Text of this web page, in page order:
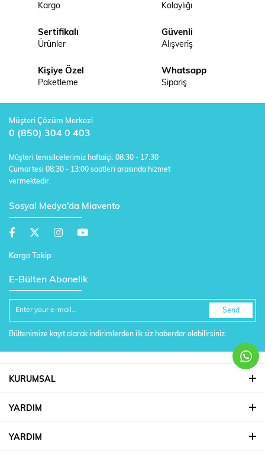
Kargo
Kolaylığı
Sertifikalı
Ürünler
Güvenli
Alışveriş
Kişiye Özel
Paketleme
Whatsapp
Sipariş
Müşteri Çözüm Merkezi
0 (850) 304 0 403
Müşteri temsilcelerimiz haftaiçi: 08:30 - 17:30
Cumartesi 08:30 - 13:00 saatleri arasında hizmet
vermektedir.
Sosyal Medya'da Miavento
Kargo Takip
E-Bülten Abonelik
Send
Bültenimize kayıt olarak indirimlerden ilk siz haberdar olabilirsiniz.
KURUMSAL
YARDIM
YARDIM